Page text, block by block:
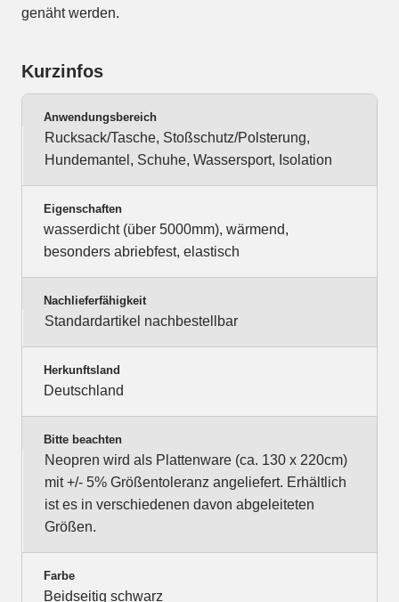
genäht werden.
Kurzinfos
Anwendungsbereich
Rucksack/Tasche, Stoßschutz/Polsterung,
Hundemantel, Schuhe, Wassersport, Isolation
Eigenschaften
wasserdicht (über 5000mm), wärmend,
besonders abriebfest, elastisch
Nachlieferfähigkeit
Standardartikel nachbestellbar
Herkunftsland
Deutschland
Bitte beachten
Neopren wird als Plattenware (ca. 130 x 220cm)
mit +/- 5% Größentoleranz angeliefert. Erhältlich
ist es in verschiedenen davon abgeleiteten
Größen.
Farbe
Beidseitig schwarz